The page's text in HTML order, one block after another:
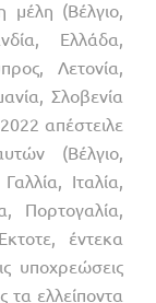
μέλη (Βέλγιο,
Ελλάδα,
Λετονία,
Σλοβενία
απέστειλε
(Βέλγιο,
Ιταλία,
Πορτογαλία,
έντεκα
υποχρεώσεις
ελλείποντα